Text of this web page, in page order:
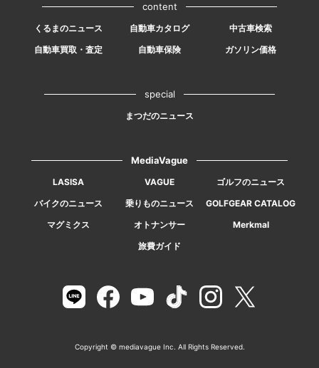
content
くるまのニュース 自動車カタログ
中古車検索
自動車買取・査定
自動車保険 ガソリン価格
special
まつだのニュース
MediaVague
LASISA VAGUE
ゴルフのニュース
バイクのニュース
乗りものニュース
GOLFGEAR CATALOG
マグミクス
オトナンサー
Merkmal
旅費ガイド
Copyright © mediavague Inc. All Rights Reserved.